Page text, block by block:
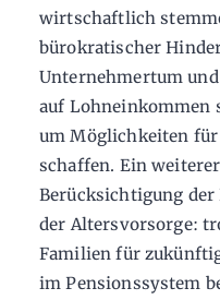
wirtschaftlich
bürokratischer
Unternehmertum und
auf Lohneinkommen
um Möglichkeiten für
schaffen. Ein
Berücksichtigung
der Altersvorsorge:
Familien für
im Pensionssystem